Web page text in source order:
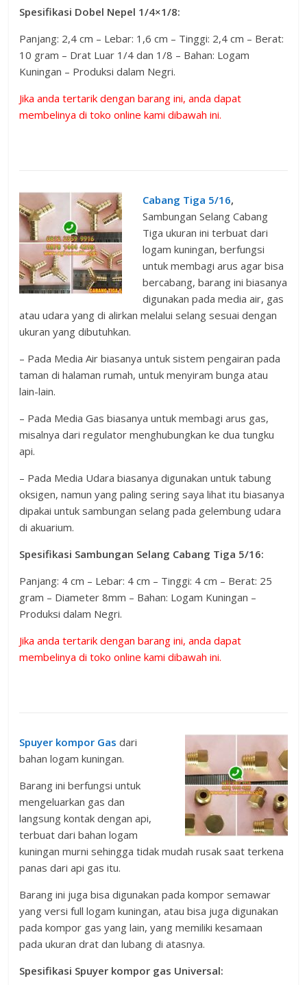
Spesifikasi Dobel Nepel 1/4×1/8:
Panjang: 2,4 cm – Lebar: 1,6 cm – Tinggi: 2,4 cm – Berat:
10 gram – Drat Luar 1/4 dan 1/8 – Bahan: Logam
Kuningan – Produksi dalam Negri.
Jika anda tertarik dengan barang ini, anda dapat
membelinya di toko online kami dibawah ini.
Cabang Tiga 5/16,
Sambungan Selang Cabang
Tiga ukuran ini terbuat dari
logam kuningan, berfungsi
untuk membagi arus agar bisa
bercabang, barang ini biasanya
digunakan pada media air, gas
atau udara yang di alirkan melalui selang sesuai dengan
ukuran yang dibutuhkan.
– Pada Media Air biasanya untuk sistem pengairan pada
taman di halaman rumah, untuk menyiram bunga atau
lain-lain.
– Pada Media Gas biasanya untuk membagi arus gas,
misalnya dari regulator menghubungkan ke dua tungku
api.
– Pada Media Udara biasanya digunakan untuk tabung
oksigen, namun yang paling sering saya lihat itu biasanya
dipakai untuk sambungan selang pada gelembung udara
di akuarium.
Spesifikasi Sambungan Selang Cabang Tiga 5/16:
Panjang: 4 cm – Lebar: 4 cm – Tinggi: 4 cm – Berat: 25
gram – Diameter 8mm – Bahan: Logam Kuningan –
Produksi dalam Negri.
Jika anda tertarik dengan barang ini, anda dapat
membelinya di toko online kami dibawah ini.
Spuyer kompor Gas dari
bahan logam kuningan.
Barang ini berfungsi untuk
mengeluarkan gas dan
langsung kontak dengan api,
terbuat dari bahan logam
kuningan murni sehingga tidak mudah rusak saat terkena
panas dari api gas itu.
Barang ini juga bisa digunakan pada kompor semawar
yang versi full logam kuningan, atau bisa juga digunakan
pada kompor gas yang lain, yang memiliki kesamaan
pada ukuran drat dan lubang di atasnya.
Spesifikasi Spuyer kompor gas Universal: